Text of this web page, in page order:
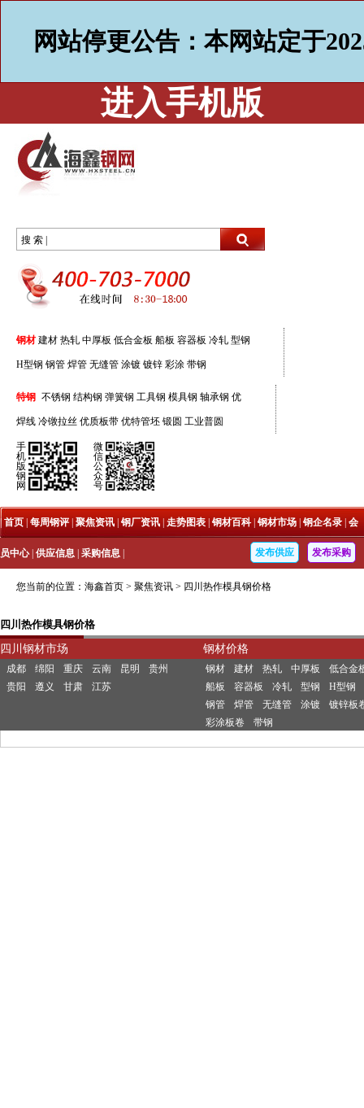
网站停更公告：本网站定于
进入手机版
搜 索 |
钢材 建材 热轧 中厚板 低合金板 船板 容器板 冷轧 型钢
H型钢 钢管 焊管 无缝管 涂镀 镀锌 彩涂 带钢
特钢 不锈钢 结构钢 弹簧钢 工具钢 模具钢 轴承钢 优
焊线 冷镦拉丝 优质板带 优特管坯 锻圆 工业普圆
手
机
版
钢
网
微
信
公
众
号
| 首页 每周钢评 聚焦资讯 钢厂资讯 走势图表 钢材百科| 钢材市场 钢企名录 会
员中心| 供应信息 采购信息 发布供应 发布采购
您当前的位置： 海鑫首页 > 聚焦资讯 > 四川热作模具钢价格
四川热作模具钢价格
四川钢材市场
钢材价格
成都 绵阳 重庆 云南 昆明
贵州
贵阳
遵义 甘肃 江苏
钢材 建材 热轧 中厚板
低合金
船板
容器板 冷轧 型钢
H型钢
钢管
焊管 无缝管 涂镀
镀锌板
彩涂板卷
带钢